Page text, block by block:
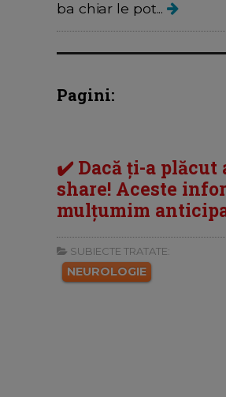
ba chiar le pot...
Pagini:
✔️ Dacă ți-a plăcut
share! Aceste
mulțumim
SUBIECTE TRATATE:
NEUROLOGIE